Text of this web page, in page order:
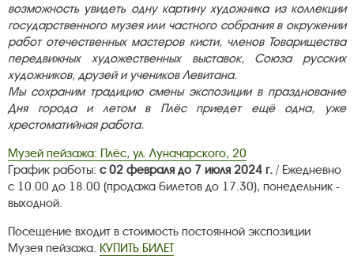
возможность увидеть одну картину художника из коллекции
государственного музея или частного собрания в окружении
работ отечественных мастеров кисти, членов Товарищества
передвижных художественных выставок, Союза русских
художников, друзей и учеников Левитана.
Мы сохраним традицию смены экспозиции в празднование
Дня города и летом в Плёс приедет ещё одна, уже
хрестоматийная работа.
Музей пейзажа: Плёс, ул. Луначарского, 20
График работы: с 02 февраля до 7 июля 2024 г. / Ежедневно
с 10.00 до 18.00 (продажа билетов до 17.30), понедельник -
выходной.
Посещение входит в стоимость постоянной экспозиции
Музея пейзажа. КУПИТЬ БИЛЕТ